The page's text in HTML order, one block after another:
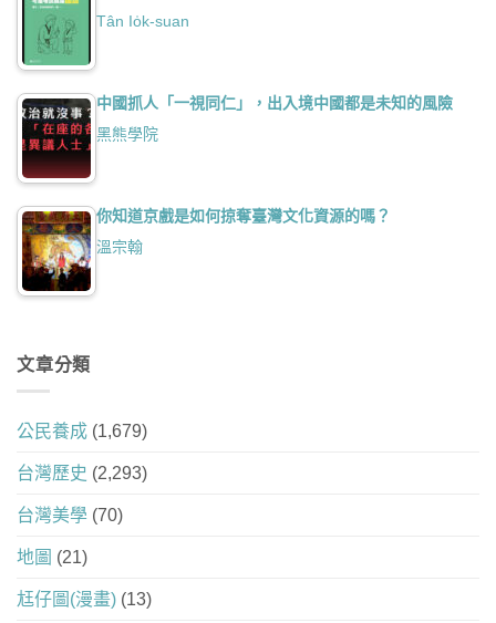
Tân Io̍k-suan
中國抓人「一視同仁」，出入境中國都是未知的風險
黑熊學院
你知道京戲是如何掠奪臺灣文化資源的嗎？
溫宗翰
文章分類
公民養成 (1,679)
台灣歷史 (2,293)
台灣美學 (70)
地圖 (21)
尪仔圖(漫畫) (13)